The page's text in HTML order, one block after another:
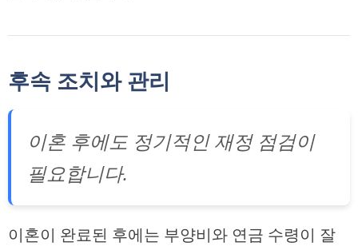
후속 조치와 관리
이혼 후에도 정기적인 재정 점검이
필요합니다.
이혼이 완료된 후에는 부양비와 연금 수령이 잘